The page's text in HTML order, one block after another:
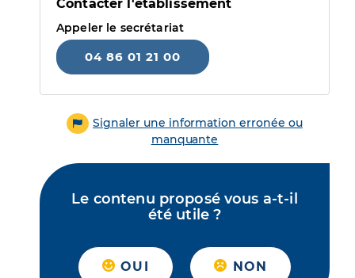
Contacter l'établissement
Appeler le secrétariat
04 86 01 21 00
Signaler une information erronée ou
manquante
Le contenu proposé vous a-t-il
été utile ?
OUI NON